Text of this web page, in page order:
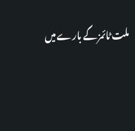
ملت ٹائمز کے بارے میں